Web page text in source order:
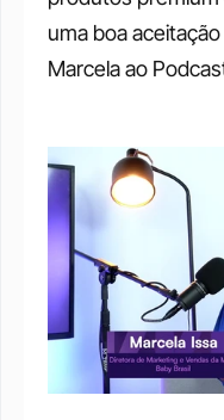
uma boa
Marcela ao